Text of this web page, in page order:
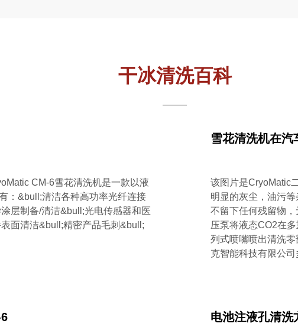
干冰清洗百科
CM-6雪花清洗机是一款以液
：&bull;清洁各种高功率光纤连接
层制备/清洁&bull;光电传感器和医
面清洁&bull;精密产品毛刺&bull;
雪花清洗机在汽
该图片是CryoMatic
明显的灰尘，油污
不留下任何残留物
压泵将液态CO2在
列式喷嘴喷出清洗
克智能科技有限公
电池注液孔清洗